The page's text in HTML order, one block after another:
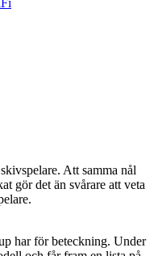
Att samma nål
gör det än svårare att veta
har för beteckning. Under